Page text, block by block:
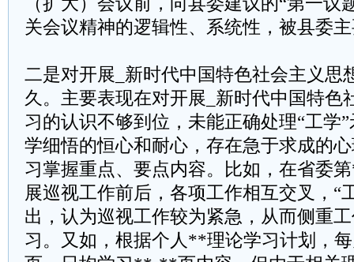
关会议精神的逻辑性、系统性，被县委
二是对开展_新时代中国特色社会主义思
久。主要表现在对开展_新时代中国特色
习的认识不够到位，未能正确处理“工学
学细悟的恒心和耐心，存在急于求成的
习掌握重点、要点内容。比如，在省委
展巡视工作前后，各项工作相互交叉，“
出，认为巡视工作较为紧急，从而侧重
习。又如，根据个人**理论学习计划，